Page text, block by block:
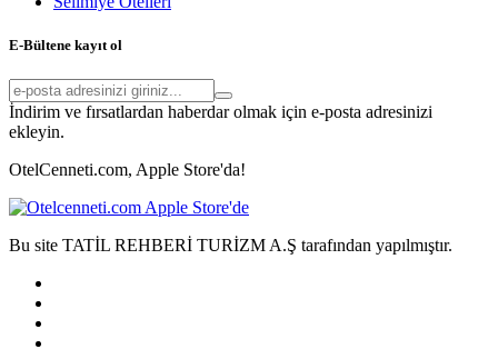
E-Bültene kayıt ol
İndirim ve fırsatlardan haberdar olmak için e-posta adresinizi
ekleyin.
OtelCenneti.com, Apple Store'da!
Bu site TATİL REHBERİ TURİZM A.Ş tarafından yapılmıştır.